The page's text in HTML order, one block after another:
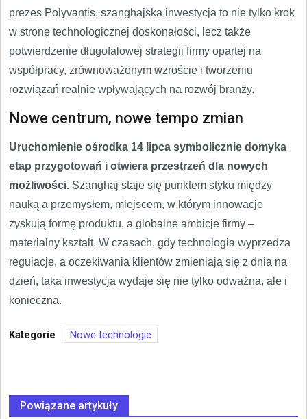
prezes Polyvantis, szanghajska inwestycja to nie tylko krok
w stronę technologicznej doskonałości, lecz także
potwierdzenie długofalowej strategii firmy opartej na
współpracy, zrównoważonym wzroście i tworzeniu
rozwiązań realnie wpływających na rozwój branży.
Nowe centrum, nowe tempo zmian
Uruchomienie ośrodka 14 lipca symbolicznie domyka
etap przygotowań i otwiera przestrzeń dla nowych
możliwości. Szanghaj staje się punktem styku między
nauką a przemysłem, miejscem, w którym innowacje
zyskują formę produktu, a globalne ambicje firmy –
materialny kształt. W czasach, gdy technologia wyprzedza
regulacje, a oczekiwania klientów zmieniają się z dnia na
dzień, taka inwestycja wydaje się nie tylko odważna, ale i
konieczna.
Kategorie Nowe technologie
Powiązane artykuły